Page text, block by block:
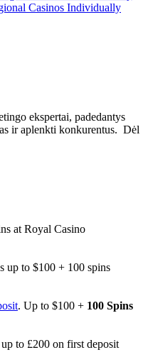
Casinos Individually
ekspertai, padedantys
ir aplenkti konkurentus. Dėl
at Royal Casino
up to $100 + 100 spins
. Up to $100 + 100 Spins
to £200 on first deposit